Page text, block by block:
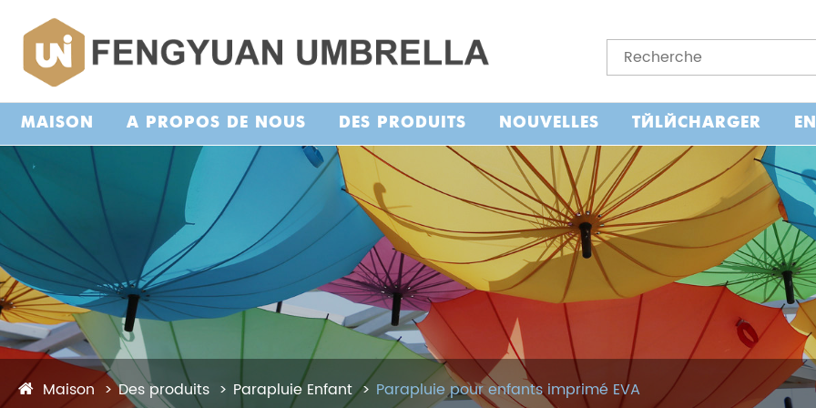
MAISON À PROPOS DE NOUS DES PRODUITS NOUVELLES TÉLÉCHARGER
Maison Des produits Parapluie Enfant Parapluie pour enfants imprimé EVA